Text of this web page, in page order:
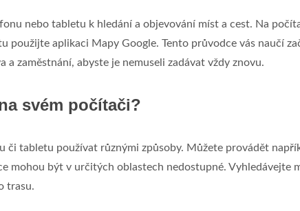
nebo tabletu k hledání a objevování míst a cest. Na
použijte aplikaci Mapy Google. Tento průvodce vás naučí
zaměstnání, abyste je nemuseli zadávat vždy znovu.
svém počítači?
či tabletu používat různými způsoby. Můžete provádět
mohou být v určitých oblastech nedostupné. Vyhledávejte
trasu.